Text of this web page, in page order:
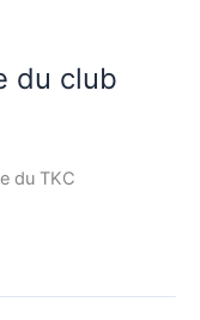
du club
du TKC